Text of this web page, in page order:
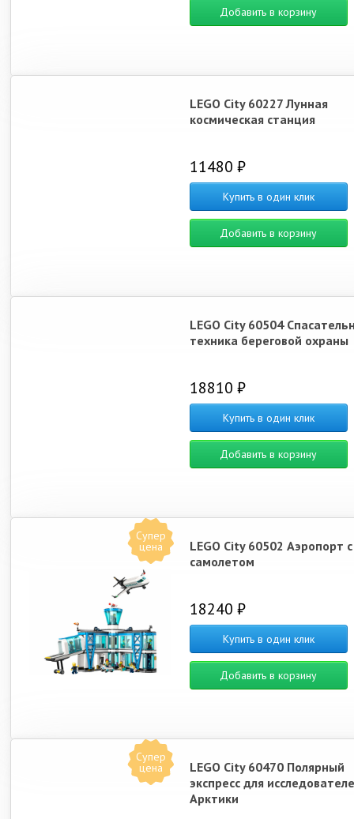
Добавить в корзину
LEGO City 60227 Лунная
космическая станция
11480 ₽
Купить в один клик
Добавить в корзину
LEGO City 60504
техника береговой охраны
18810 ₽
Купить в один клик
Добавить в корзину
Супер
цена
LEGO City 60502 Аэропорт с
самолетом
18240 ₽
Купить в один клик
Добавить в корзину
Супер
цена
LEGO City 60470 Полярный
экспресс для
Арктики